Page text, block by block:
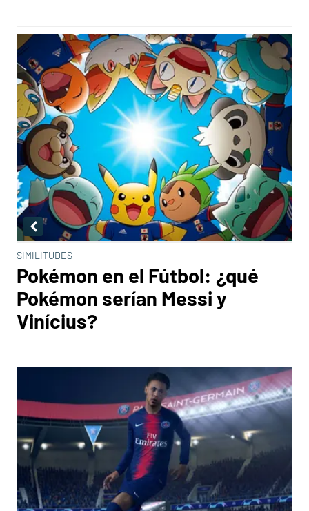
SIMILITUDES
Pokémon en el Fútbol: ¿qué
Pokémon serían Messi y
Vinícius?